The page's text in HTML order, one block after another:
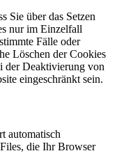
Sie über das Setzen
nur im Einzelfall
Fälle oder
Löschen der Cookies
der Deaktivierung von
eingeschränkt sein.
automatisch
die Ihr Browser